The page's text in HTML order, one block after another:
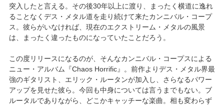
突入したと言える。その後30年以上に渡り、まったく横道に逸れ
ることなくデス・メタル道を走り続けて来たカンニバル・コープ
ス。彼らがいなければ、現在のエクストリーム・メタルの風景
は、まったく違ったものになっていたことだろう。
この度リリースになるのが、そんなカンニバル・コープスによる
ニュー・アルバム『Chaos Horrific』。前作よりデス・メタル界最
強のギタリスト、エリック・ルータンが加入し、さらなるパワー
アップを見せた彼ら。今回も中身については言うまでもない。ブ
ルータルでありながら、どこかキャッチーな楽曲。相も変わらず